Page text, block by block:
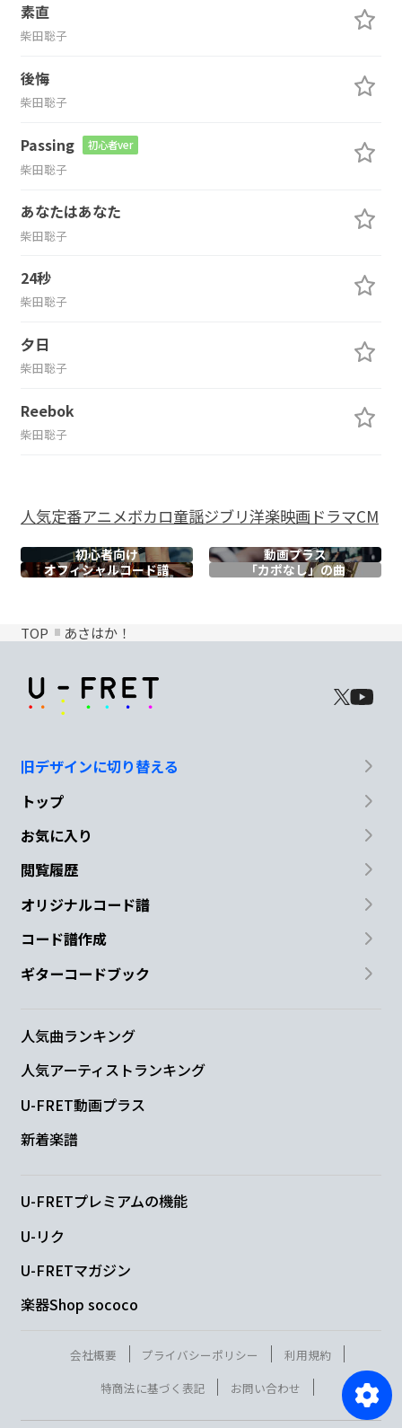
素直
柴田聡子
後悔
柴田聡子
Passing 初心者ver
柴田聡子
あなたはあなた
柴田聡子
24秒
柴田聡子
夕日
柴田聡子
Reebok
柴田聡子
人気定番アニメボカロ童謡ジブリ洋楽映画ドラマCM
初心者向け
動画プラス
オフィシャルコード譜 「カポなし」の曲
TOP あさはか！
旧デザインに切り替える
トップ
お気に入り
閲覧履歴
オリジナルコード譜
コード譜作成
ギターコードブック
人気曲ランキング
人気アーティストランキング
U-FRET動画プラス
新着楽譜
U-FRETプレミアムの機能
U-リク
U-FRETマガジン
楽器Shop sococo
会社概要 プライバシーポリシー
利用規約
特商法に基づく表記
お問い合わせ